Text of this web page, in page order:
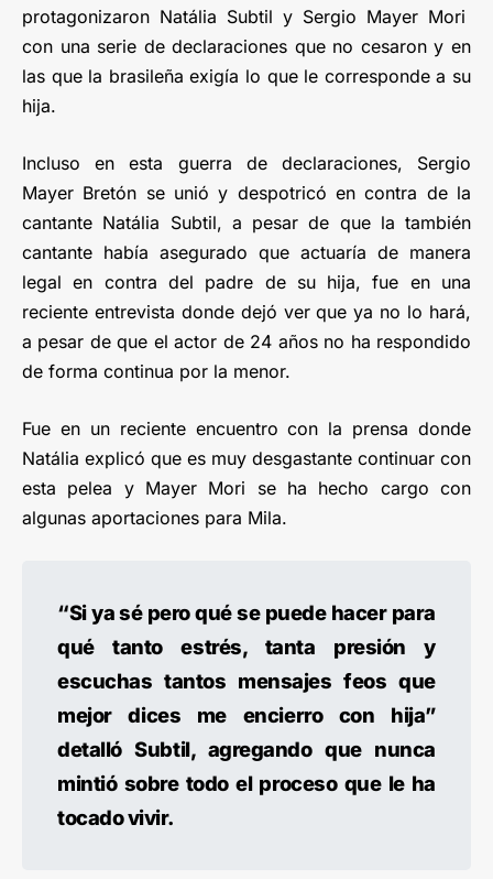
protagonizaron Natália Subtil y Sergio Mayer Mori
con una serie de declaraciones que no cesaron y en
las que la brasileña exigía lo que le corresponde a su
hija.
Incluso en esta guerra de declaraciones, Sergio
Mayer Bretón se unió y despotricó en contra de la
cantante Natália Subtil, a pesar de que la también
cantante había asegurado que actuaría de manera
legal en contra del padre de su hija, fue en una
reciente entrevista donde dejó ver que ya no lo hará,
a pesar de que el actor de 24 años no ha respondido
de forma continua por la menor.
Fue en un reciente encuentro con la prensa donde
Natália explicó que es muy desgastante continuar con
esta pelea y Mayer Mori se ha hecho cargo con
algunas aportaciones para Mila.
“Si ya sé pero qué se puede hacer para
qué tanto estrés, tanta presión y
escuchas tantos mensajes feos que
mejor dices me encierro con hija”
detalló Subtil, agregando que nunca
mintió sobre todo el proceso que le ha
tocado vivir.